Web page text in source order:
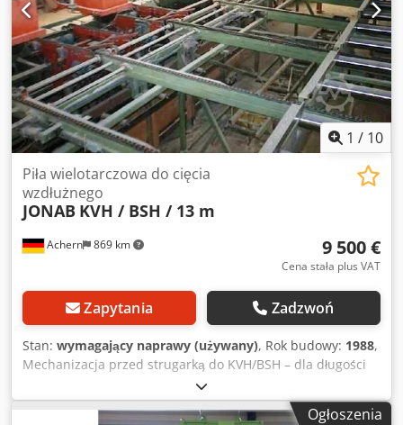
1 / 10
Achern 869 km
Piła wielotarczowa do cięcia
wzdłużnego
JONAB KVH / BSH / 13 m
9 500 €
Cena stała plus VAT
Zapytania Zadzwoń
Stan: wymagający naprawy (używany), Rok budowy: 1988,
Mechanizacja przed strugarką do KVH/BSH – dla długości
do ok. 13 m. Idealna linia KVH+BSH przed strugarką.
Rozpakowywanie wzdłużne – separacja. Piły poprzeczne – 4
sztuki, piły tarczowe z regulacją boczną. Przekrój cięcia:
Ogłoszenia